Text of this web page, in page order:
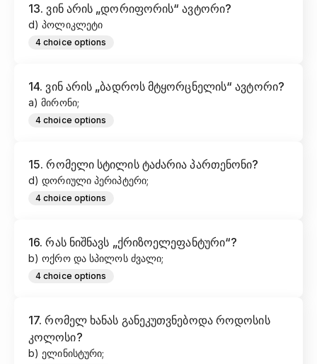
13. ვინ არის „დორიფორის“ ავტორი?
d) პოლიკლეტი
4 choice options
14. ვინ არის „ბადროს მტყორცნელის“ ავტორი?
a) მირონი;
4 choice options
15.რომელი სტილის ტაძარია პართენონი?
d) დორიული პერიპტერი;
4 choice options
16.რას ნიშნავს „ქრიზოელეფანტური“?
b) ოქრო და სპილოს ძვალი;
4 choice options
17.რომელ ხანას განეკუთვნებოდა როდოსის
კოლოსი?
b) ელინისტური;